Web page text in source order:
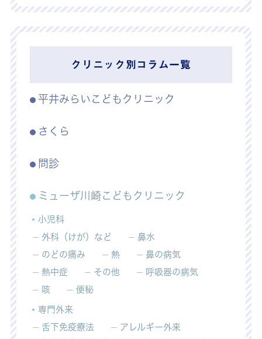
クリニック別コラム一覧
平井みらいこどもクリニック
さくら
問診
ミューザ川崎こどもクリニック
小児科
外科（けが）など
鼻水
のどの痛み
熱
鼻の病気
熱中症
その他
呼吸器の病気
咳
便秘
専門外来
舌下免疫療法
アレルギー外来